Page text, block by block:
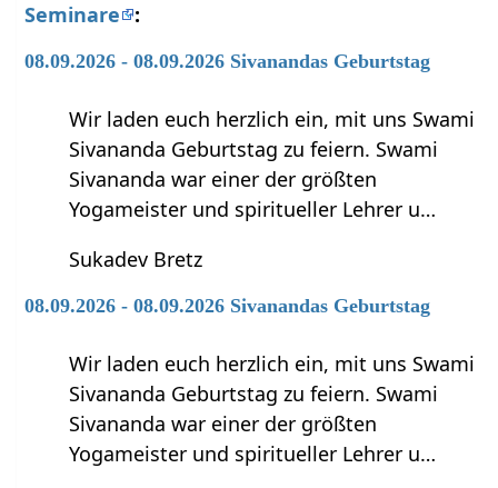
Seminare
:
08.09.2026 - 08.09.2026 Sivanandas Geburtstag
Wir laden euch herzlich ein, mit uns Swami
Sivananda Geburtstag zu feiern. Swami
Sivananda war einer der größten
Yogameister und spiritueller Lehrer u…
Sukadev Bretz
08.09.2026 - 08.09.2026 Sivanandas Geburtstag
Wir laden euch herzlich ein, mit uns Swami
Sivananda Geburtstag zu feiern. Swami
Sivananda war einer der größten
Yogameister und spiritueller Lehrer u…